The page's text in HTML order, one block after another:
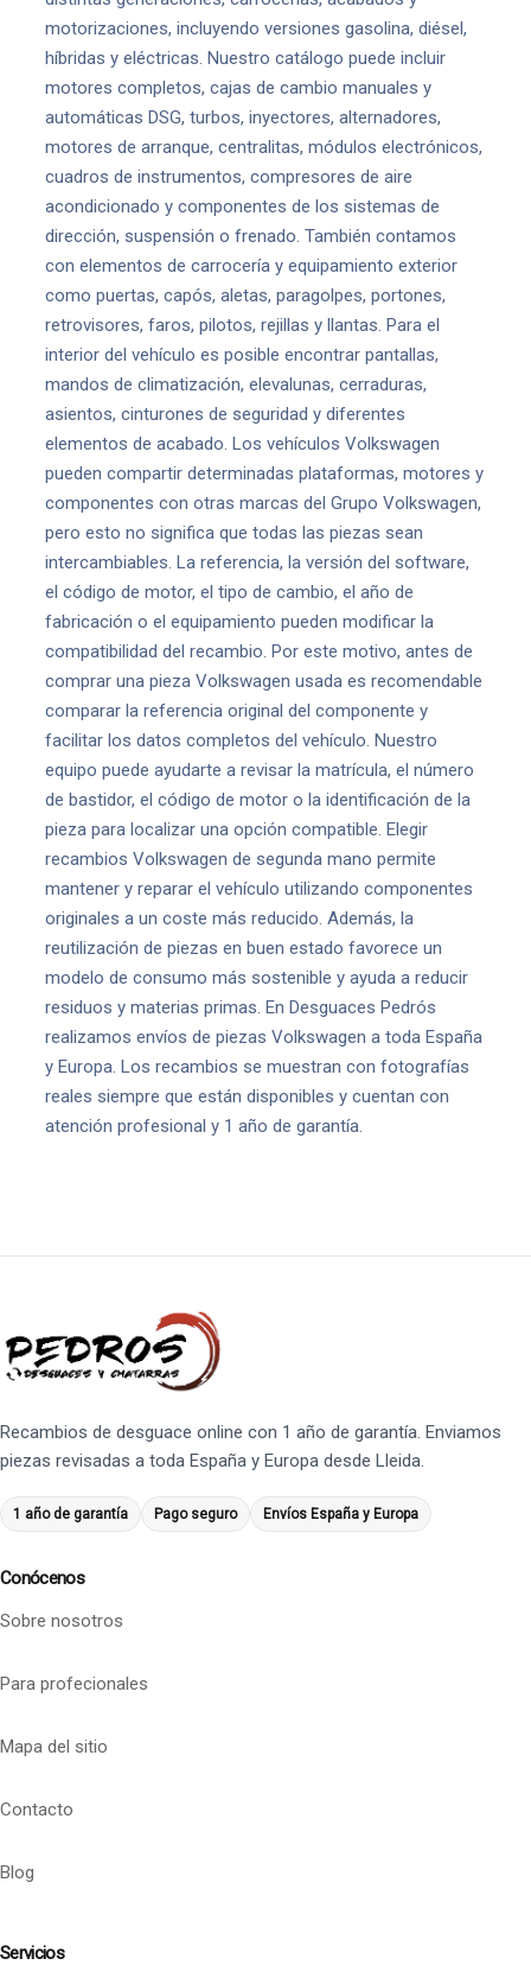
motorizaciones, incluyendo versiones gasolina, diésel,
híbridas y eléctricas. Nuestro catálogo puede incluir
motores completos, cajas de cambio manuales y
automáticas DSG, turbos, inyectores, alternadores,
motores de arranque, centralitas, módulos electrónicos,
cuadros de instrumentos, compresores de aire
acondicionado y componentes de los sistemas de
dirección, suspensión o frenado. También contamos
con elementos de carrocería y equipamiento exterior
como puertas, capós, aletas, paragolpes, portones,
retrovisores, faros, pilotos, rejillas y llantas. Para el
interior del vehículo es posible encontrar pantallas,
mandos de climatización, elevalunas, cerraduras,
asientos, cinturones de seguridad y diferentes
elementos de acabado. Los vehículos Volkswagen
pueden compartir determinadas plataformas, motores y
componentes con otras marcas del Grupo Volkswagen,
pero esto no significa que todas las piezas sean
intercambiables. La referencia, la versión del software,
el código de motor, el tipo de cambio, el año de
fabricación o el equipamiento pueden modificar la
compatibilidad del recambio. Por este motivo, antes de
comprar una pieza Volkswagen usada es recomendable
comparar la referencia original del componente y
facilitar los datos completos del vehículo. Nuestro
equipo puede ayudarte a revisar la matrícula, el número
de bastidor, el código de motor o la identificación de la
pieza para localizar una opción compatible. Elegir
recambios Volkswagen de segunda mano permite
mantener y reparar el vehículo utilizando componentes
originales a un coste más reducido. Además, la
reutilización de piezas en buen estado favorece un
modelo de consumo más sostenible y ayuda a reducir
residuos y materias primas. En Desguaces Pedrós
realizamos envíos de piezas Volkswagen a toda España
y Europa. Los recambios se muestran con fotografías
reales siempre que están disponibles y cuentan con
atención profesional y 1 año de garantía.
Recambios de desguace online con 1 año de garantía. Enviamos
piezas revisadas a toda España y Europa desde Lleida.
1 año de garantía Pago seguro Envíos España y Europa
Conócenos
Sobre nosotros
Para profecionales
Mapa del sitio
Contacto
Blog
Servicios